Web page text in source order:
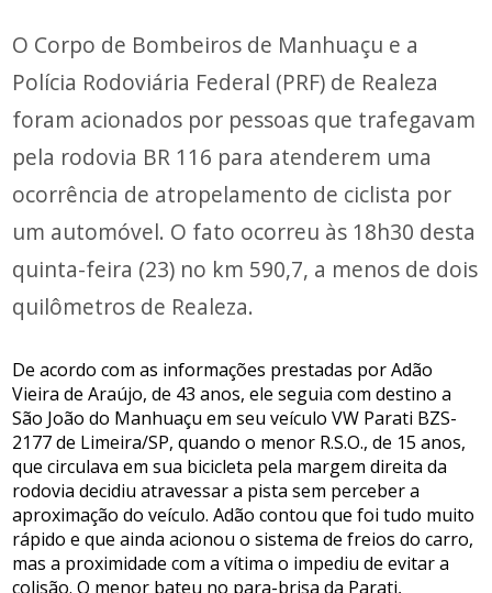
O Corpo de Bombeiros de Manhuaçu e a
Polícia Rodoviária Federal (PRF) de Realeza
foram acionados por pessoas que trafegavam
pela rodovia BR 116 para atenderem uma
ocorrência de atropelamento de ciclista por
um automóvel. O fato ocorreu às 18h30 desta
quinta-feira (23) no km 590,7, a menos de dois
quilômetros de Realeza.
De acordo com as informações prestadas por Adão
Vieira de Araújo, de 43 anos, ele seguia com destino a
São João do Manhuaçu em seu veículo VW Parati BZS-
2177 de Limeira/SP, quando o menor R.S.O., de 15 anos,
que circulava em sua bicicleta pela margem direita da
rodovia decidiu atravessar a pista sem perceber a
aproximação do veículo. Adão contou que foi tudo muito
rápido e que ainda acionou o sistema de freios do carro,
mas a proximidade com a vítima o impediu de evitar a
colisão. O menor bateu no para-brisa da Parati,